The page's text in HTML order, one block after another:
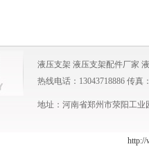
液压支架 液压支架配件厂家
热线电话：13043718886 传真
地址：河南省郑州市荥阳工业
http://